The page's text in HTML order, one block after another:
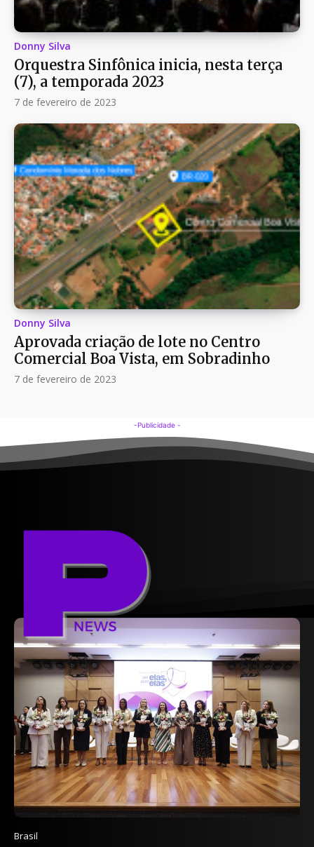
Donny Silva
Orquestra Sinfônica inicia, nesta terça
(7), a temporada 2023
7 de fevereiro de 2023
Donny Silva
Aprovada criação de lote no Centro
Comercial Boa Vista, em Sobradinho
7 de fevereiro de 2023
-Publicidade -
Brasil